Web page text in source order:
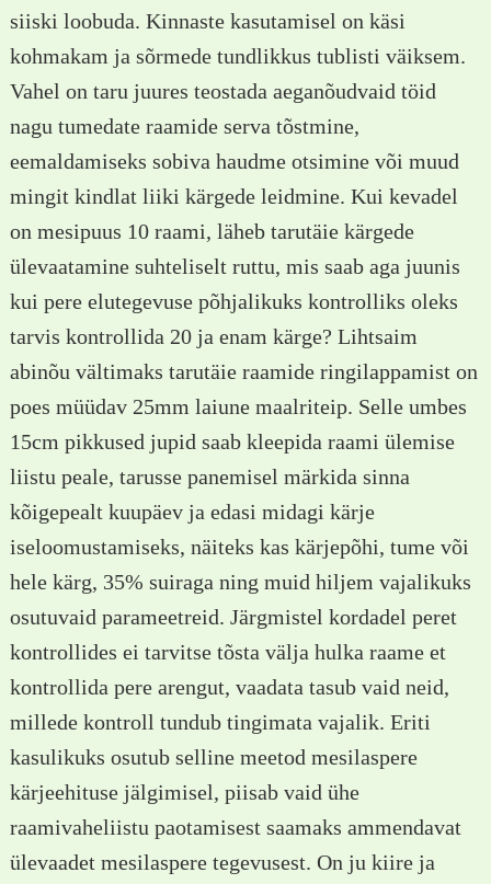
siiski loobuda. Kinnaste kasutamisel on käsi
kohmakam ja sõrmede tundlikkus tublisti väiksem.
Vahel on taru juures teostada aeganõudvaid töid
nagu tumedate raamide serva tõstmine,
eemaldamiseks sobiva haudme otsimine või muud
mingit kindlat liiki kärgede leidmine. Kui kevadel
on mesipuus 10 raami, läheb tarutäie kärgede
ülevaatamine suhteliselt ruttu, mis saab aga juunis
kui pere elutegevuse põhjalikuks kontrolliks oleks
tarvis kontrollida 20 ja enam kärge? Lihtsaim
abinõu vältimaks tarutäie raamide ringilappamist on
poes müüdav 25mm laiune maalriteip. Selle umbes
15cm pikkused jupid saab kleepida raami ülemise
liistu peale, tarusse panemisel märkida sinna
kõigepealt kuupäev ja edasi midagi kärje
iseloomustamiseks, näiteks kas kärjepõhi, tume või
hele kärg, 35% suiraga ning muid hiljem vajalikuks
osutuvaid parameetreid. Järgmistel kordadel peret
kontrollides ei tarvitse tõsta välja hulka raame et
kontrollida pere arengut, vaadata tasub vaid neid,
millede kontroll tundub tingimata vajalik. Eriti
kasulikuks osutub selline meetod mesilaspere
kärjeehituse jälgimisel, piisab vaid ühe
raamivaheliistu paotamisest saamaks ammendavat
ülevaadet mesilaspere tegevusest. On ju kiire ja